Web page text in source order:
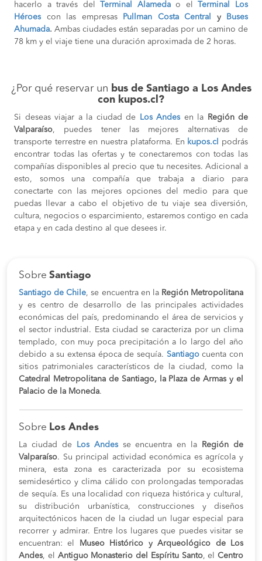
hacerlo a través del
Terminal Alamedao el
Terminal Los
Héroes
con las empresas Pullman Costa Central y
Buses
Ahumada. Ambas ciudades están separadas por un camino de
78 km y el viaje tiene una duración aproximada de 2 horas.
¿Por qué reservar un bus de Santiago a Los Andes
con kupos.cl?
Si deseas viajar a la ciudad de Los Andes en la
Región de
Valparaíso, puedes tener las mejores alternativas de
transporte terrestre en nuestra plataforma. En kupos.cl
podrás
encontrar todas las ofertas y te conectaremos con todas las
compañías disponibles al precio que tu necesites. Adicional a
esto, somos una compañía que trabaja a diario para
conectarte con las mejores opciones del medio para que
puedas llevar a cabo el objetivo de tu viaje sea diversión,
cultura, negocios o esparcimiento, estaremos contigo en cada
etapa y en cada destino al que desees ir.
Sobre Santiago
Santiago de Chile, se encuentra en la Región Metropolitana
y es centro de desarrollo de las principales actividades
económicas del país, predominando el área de servicios y
el sector industrial. Esta ciudad se caracteriza por un clima
templado, con muy poca precipitación a lo largo del año
debido a su extensa época de sequía. Santiago cuenta con
sitios patrimoniales característicos de la ciudad, como la
Catedral Metropolitana de Santiago, la Plaza de Armas y el
Palacio de la Moneda.
Sobre Los Andes
La ciudad de Los Andes se encuentra en la
Región de
Valparaíso. Su principal actividad económica es agrícola y
minera, esta zona es caracterizada por su ecosistema
semidesértico y clima cálido con prolongadas temporadas
de sequía. Es una localidad con riqueza histórica y cultural,
su distribución urbanística, construcciones y diseños
arquitectónicos hacen de la ciudad un lugar especial para
recorrer y admirar. Entre los lugares que puedes visitar se
encuentran: el
Museo Histórico y Arqueológico de Los
Andes, el Antiguo Monasterio del Espíritu Santo, el Centro